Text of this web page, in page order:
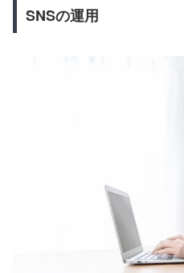
SNSの運用